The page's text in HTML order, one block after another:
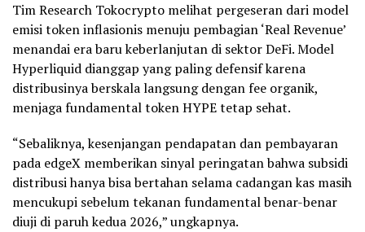
Tim Research Tokocrypto melihat pergeseran dari model
emisi token inflasionis menuju pembagian ‘Real Revenue’
menandai era baru keberlanjutan di sektor DeFi. Model
Hyperliquid dianggap yang paling defensif karena
distribusinya berskala langsung dengan fee organik,
menjaga fundamental token HYPE tetap sehat.
“Sebaliknya, kesenjangan pendapatan dan pembayaran
pada edgeX memberikan sinyal peringatan bahwa subsidi
distribusi hanya bisa bertahan selama cadangan kas masih
mencukupi sebelum tekanan fundamental benar-benar
diuji di paruh kedua 2026,” ungkapnya.